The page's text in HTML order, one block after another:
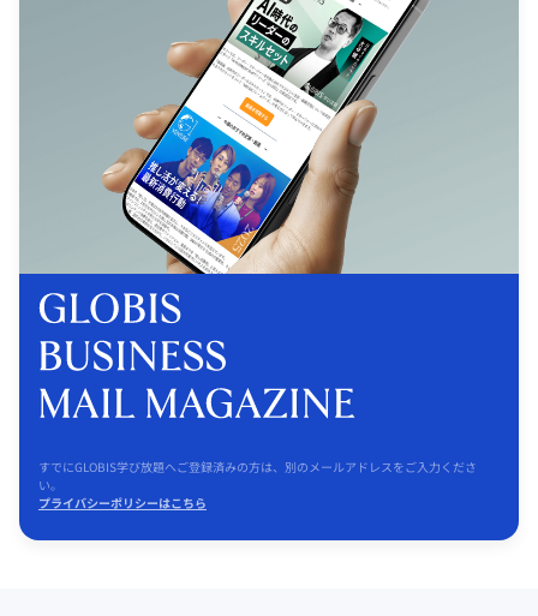
すでにGLOBIS学び放題へご登録済みの方は、別のメールアドレスをご入力くださ
い。
プライバシーポリシーはこちら